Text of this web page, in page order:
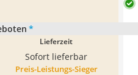
*
Lieferzeit
Sofort lieferbar
Preis-Leistungs-Sieger